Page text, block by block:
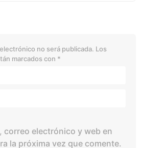
no será publicada. Los
marcados con *
correo electrónico y web en
la próxima vez que comente.